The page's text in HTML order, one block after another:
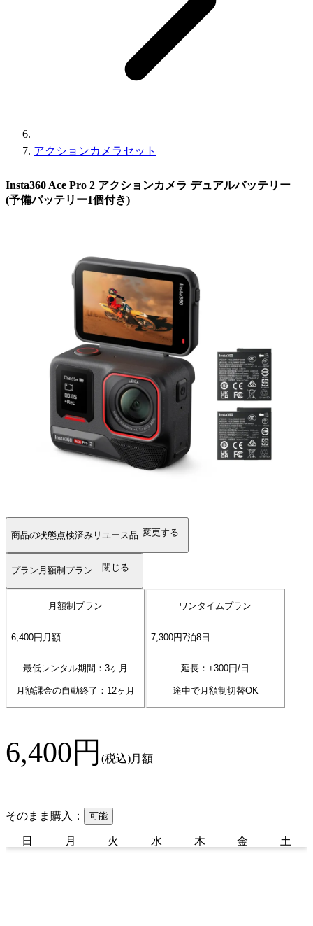
アクションカメラセット
Insta360 Ace Pro 2 アクションカメラ デュアルバッテリー
(予備バッテリー1個付き)
商品の状態点検済みリユース品 変更する
プラン 月額制プラン 閉じる
月額制プラン
6,400円 月額
最低レンタル期間：3ヶ月
月額課金の自動終了： 12ヶ月
ワンタイムプラン
7,300円7泊8日
延長：+300円/日
途中で月額制切替OK
6,400円 (税込)月額
そのまま購入： 可能
日 月 火 水 木 金 土